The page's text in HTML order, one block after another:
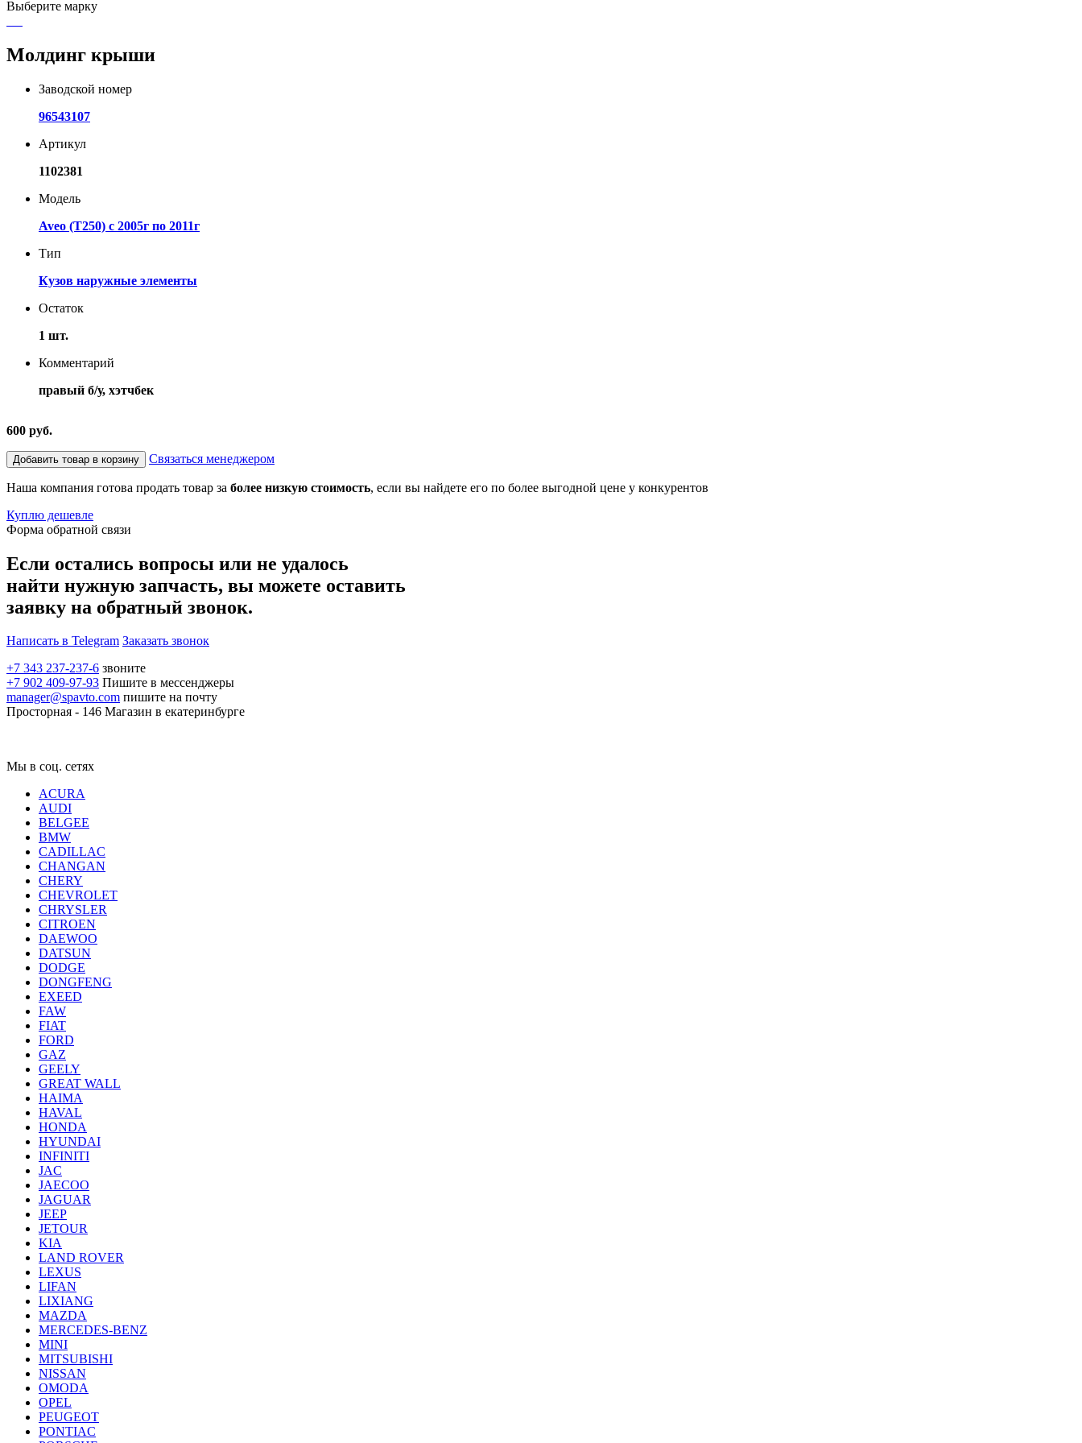
Выберите марку
Молдинг крыши
Заводской номер
96543107
Артикул
1102381
Модель
Aveo (T250) с 2005г по 2011г
Тип
Кузов наружные элементы
Остаток
1 шт.
Комментарий
правый б/у, хэтчбек
600 руб.
Добавить товар в корзину Связаться менеджером
Наша компания готова продать товар за более низкую стоимость, если вы найдете его по более выгодной цене у конкурентов
Куплю дешевле
Форма обратной связи
Если остались вопросы или не удалось
найти нужную запчасть, вы можете оставить
заявку на обратный звонок.
Написать в Telegram Заказать звонок
+7 343 237-237-6 звоните
+7 902 409-97-93 Пишите в мессенджеры
manager@spavto.com пишите на почту
Просторная - 146 Магазин в екатеринбурге
Мы в соц. сетях
ACURA
AUDI
BELGEE
BMW
CADILLAC
CHANGAN
CHERY
CHEVROLET
CHRYSLER
CITROEN
DAEWOO
DATSUN
DODGE
DONGFENG
EXEED
FAW
FIAT
FORD
GAZ
GEELY
GREAT WALL
HAIMA
HAVAL
HONDA
HYUNDAI
INFINITI
JAC
JAECOO
JAGUAR
JEEP
JETOUR
KIA
LAND ROVER
LEXUS
LIFAN
LIXIANG
MAZDA
MERCEDES-BENZ
MINI
MITSUBISHI
NISSAN
OMODA
OPEL
PEUGEOT
PONTIAC